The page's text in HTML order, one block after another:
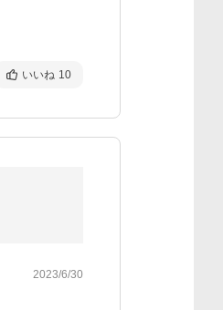
いいね 10
2023/6/30